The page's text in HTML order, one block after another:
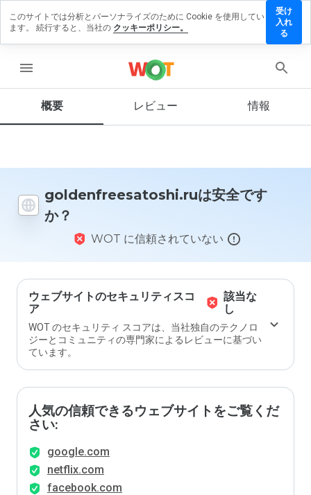
menu
概要 レビュー 情報
goldenfreesatoshi.ruは安全です
か？
WOT に信頼されていない
ウェブサイトのセキュリティスコ
ア
該当な
し
WOT のセキュリティ スコアは、当社独自のテクノロ
ジーとコミュニティの専門家によるレビューに基づい
ています。
人気の信頼できるウェブサイトをご覧くだ
さい:
google.com
netflix.com
facebook.com
ーを残す
ウェ
を1
間
で、
ます
か？
このサイトでは分析とパーソナライズのために Cookie を使用してい
ます。 続行すると、当社の クッキーポリシー。
受け
入れ
る